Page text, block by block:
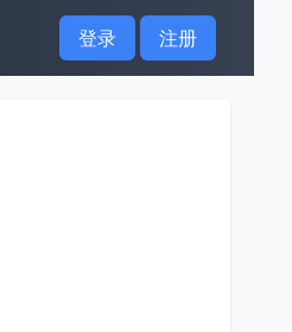
登录 注册